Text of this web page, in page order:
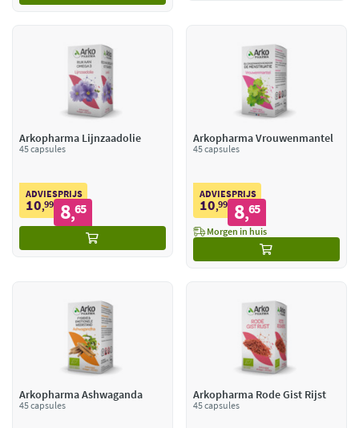
Arkopharma Lijnzaadolie
45 capsules
ADVIESPRIJS
10,99 8,65
Arkopharma Vrouwenmantel
45 capsules
ADVIESPRIJS
10,99 8,65
Morgen in huis
Arkopharma Ashwaganda
45 capsules
Arkopharma Rode Gist Rijst
45 capsules